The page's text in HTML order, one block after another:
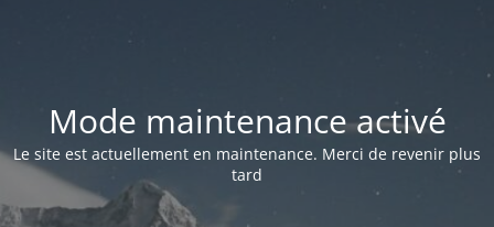
Mode maintenance activé
Le site est actuellement en maintenance. Merci de revenir plus
tard